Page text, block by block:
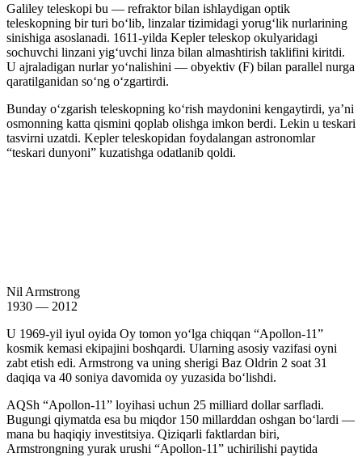
Galiley teleskopi bu — refraktor bilan ishlaydigan optik
teleskopning bir turi boʻlib, linzalar tizimidagi yorugʻlik nurlarining
sinishiga asoslanadi. 1611-yilda Kepler teleskop okulyaridagi
sochuvchi linzani yigʻuvchi linza bilan almashtirish taklifini kiritdi.
U ajraladigan nurlar yoʻnalishini — obyektiv (F) bilan parallel nurga
qaratilganidan soʻng oʻzgartirdi.
Bunday oʻzgarish teleskopning koʻrish maydonini kengaytirdi, yaʼni
osmonning katta qismini qoplab olishga imkon berdi. Lekin u teskari
tasvirni uzatdi. Kepler teleskopidan foydalangan astronomlar
“teskari dunyoni” kuzatishga odatlanib qoldi.
Nil Armstrong
1930 — 2012
U 1969-yil iyul oyida Oy tomon yoʻlga chiqqan “Apollon-11”
kosmik kemasi ekipajini boshqardi. Ularning asosiy vazifasi oyni
zabt etish edi. Armstrong va uning sherigi Baz Oldrin 2 soat 31
daqiqa va 40 soniya davomida oy yuzasida boʻlishdi.
AQSh “Apollon-11” loyihasi uchun 25 milliard dollar sarfladi.
Bugungi qiymatda esa bu miqdor 150 millarddan oshgan boʻlardi —
mana bu haqiqiy investitsiya. Qiziqarli faktlardan biri,
Armstrongning yurak urushi “Apollon-11” uchirilishi paytida